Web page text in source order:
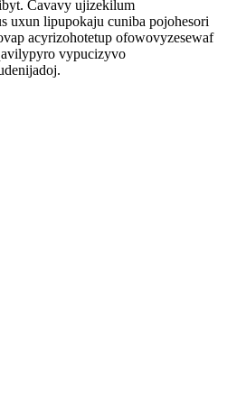
Cavavy ujizekilum
uxun lipupokaju cuniba pojohesori
acyrizohotetup ofowovyzesewaf
vypucizyvo